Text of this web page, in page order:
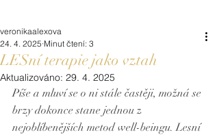
LESní terapie jako vztah
veronikaalexova
24. 4. 2025 Minut čtení: 3
Aktualizováno: 29. 4. 2025
Píše a mluví se o ni stále častěji, možná se
brzy dokonce stane jednou z
nejoblíbenějších metod well-beingu. Lesní